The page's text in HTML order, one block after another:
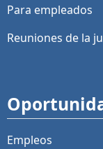
Para empleados
Reuniones de la
Empleos